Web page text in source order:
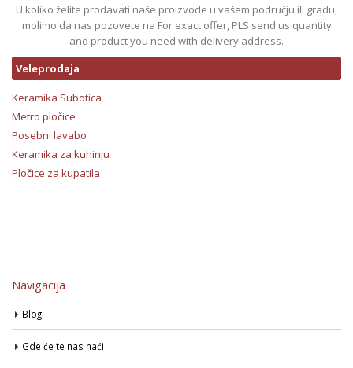
U koliko želite prodavati naše proizvode u vašem području ili gradu,
molimo da nas pozovete na For exact offer, PLS send us quantity
and product you need with delivery address.
Veleprodaja
Keramika Subotica
Metro pločice
Posebni lavabo
Keramika za kuhinju
Pločice za kupatila
Navigacija
Blog
Gde će te nas naći